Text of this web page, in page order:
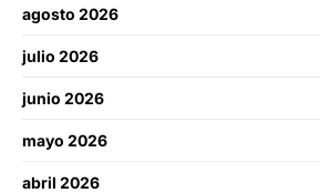
agosto 2026
julio 2026
junio 2026
mayo 2026
abril 2026